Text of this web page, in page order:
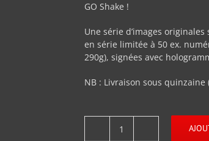
GO Shake !
Une série d’images
en série limitée à 50 ex.
290g), signées avec
NB : Livraison sous
quantité